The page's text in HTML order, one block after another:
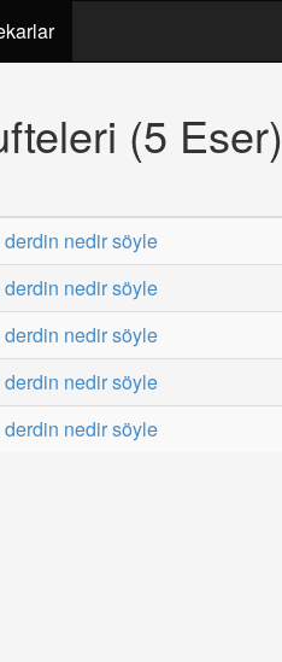
(5 Eser)
nedir söyle
nedir söyle
nedir söyle
nedir söyle
nedir söyle